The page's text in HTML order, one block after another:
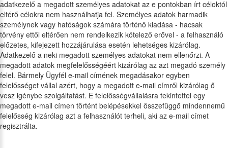
adatkezelő a megadott személyes adatokat az e pontokban írt céloktól
eltérő célokra nem használhatja fel. Személyes adatok harmadik
személynek vagy hatóságok számára történő kiadása - hacsak
törvény ettől eltérően nem rendelkezik kötelező erővel - a felhasználó
előzetes, kifejezett hozzájárulása esetén lehetséges kizárólag.
Adatkezelő a neki megadott személyes adatokat nem ellenőrzi. A
megadott adatok megfelelősségéért kizárólag az azt megadó személy
felel. Bármely Ügyfél e-mail címének megadásakor egyben
felelősséget vállal azért, hogy a megadott e-mail címről kizárólag ő
vesz igénybe szolgáltatást. E felelősségvállalásra tekintettel egy
megadott e-mail címen történt belépésekkel összefüggő mindennemű
felelősség kizárólag azt a felhasználót terheli, aki az e-mail címet
regisztrálta.